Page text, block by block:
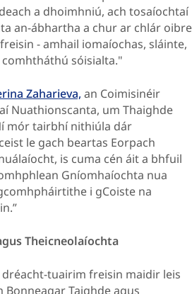
a dhoimhniú, ach tosaíochtaí
an-ábhartha a chur ar chlár oibre
- amhail iomaíochas, sláinte,
sóisialta."
Zaharieva,an Coimisinéir
Nuathionscanta, um Thaighde
mór tairbhí nithiúla dár
le gach beartas Eorpach
is cuma cén áit a bhfuil
Gníomhaíochta nua
i gCoiste na
Theicneolaíochta
dréacht-tuairim freisin maidir leis
Bonneagar Taighde agus